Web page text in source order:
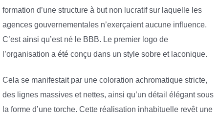
formation d’une structure à but non lucratif sur laquelle les
agences gouvernementales n’exerçaient aucune influence.
C’est ainsi qu’est né le BBB. Le premier logo de
l’organisation a été conçu dans un style sobre et laconique.
Cela se manifestait par une coloration achromatique stricte,
des lignes massives et nettes, ainsi qu’un détail élégant sous
la forme d’une torche. Cette réalisation inhabituelle revêt une